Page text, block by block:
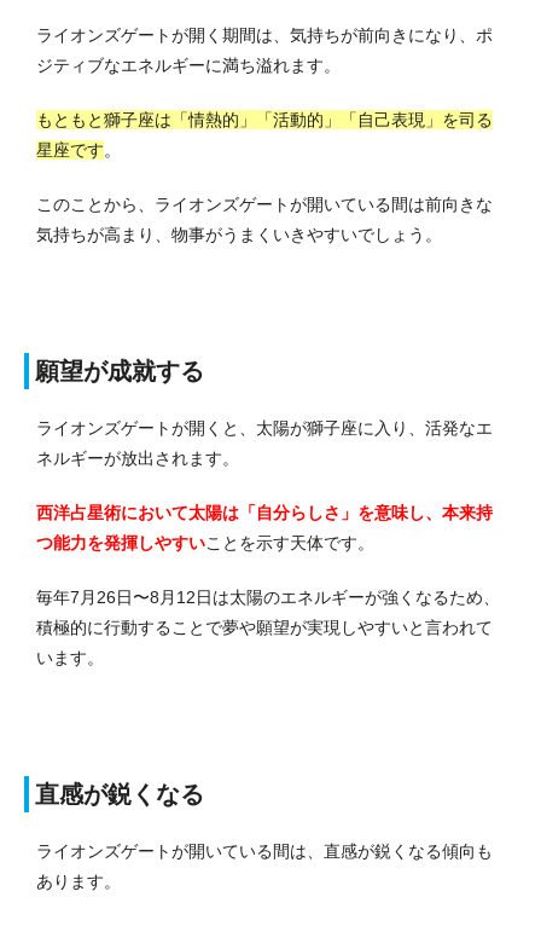
ライオンズゲートが開く期間は、気持ちが前向きになり、ポ
ジティブなエネルギーに満ち溢れます。
もともと獅子座は「情熱的」「活動的」「自己表現」を司る
星座です。
このことから、ライオンズゲートが開いている間は前向きな
気持ちが高まり、物事がうまくいきやすいでしょう。
願望が成就する
ライオンズゲートが開くと、太陽が獅子座に入り、活発なエ
ネルギーが放出されます。
西洋占星術において太陽は「自分らしさ」を意味し、本来持
つ能力を発揮しやすいことを示す天体です。
毎年7月26日〜8月12日は太陽のエネルギーが強くなるため、
積極的に行動することで夢や願望が実現しやすいと言われて
います。
直感が鋭くなる
ライオンズゲートが開いている間は、直感が鋭くなる傾向も
あります。